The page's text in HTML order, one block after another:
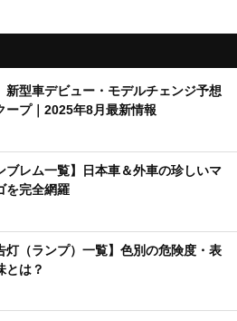
新型車デビュー・モデルチェンジ予想
ープ｜2025年8月最新情報
ブレム一覧】日本車＆外車の珍しいマ
を完全網羅
灯（ランプ）一覧】色別の危険度・表
とは？